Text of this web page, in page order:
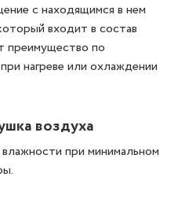
с находящимся в нем
входит в состав
преимущество по
нагреве или охлаждении
воздуха
при минимальном